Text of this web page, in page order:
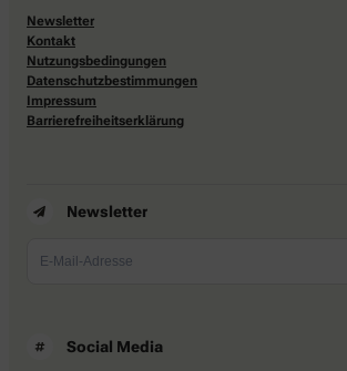
Newsletter
Kontakt
Nutzungsbedingungen
Datenschutzbestimmungen
Impressum
Barrierefreiheitserklärung
Newsletter
Social Media